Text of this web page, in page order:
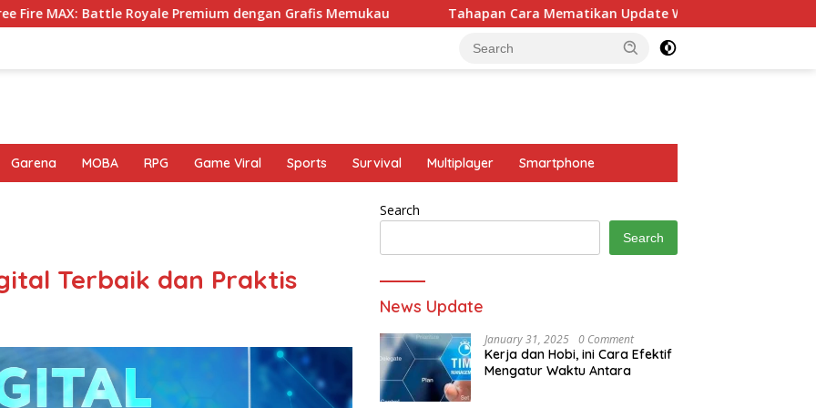
Royale Premium dengan Grafis Memukau Tahapan Cara Mematikan Update Windows 10
Garena MOBA RPG Game Viral Sports Survival Multiplayer Smartphone
Terbaik dan Praktis
Search
Search
News Update
January 31, 2025 0 Comment
Kerja dan Hobi, ini Cara Efektif
Mengatur Waktu Antara